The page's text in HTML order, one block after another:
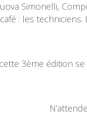
Simonelli,
: les techniciens.
3ème édition